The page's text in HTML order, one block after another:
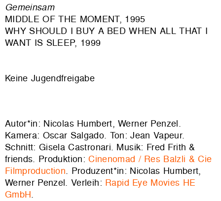
Gemeinsam
MIDDLE OF THE MOMENT, 1995
WHY SHOULD I BUY A BED WHEN ALL THAT I
WANT IS SLEEP, 1999
Keine Jugendfreigabe
Autor*in: Nicolas Humbert, Werner Penzel.
Kamera: Oscar Salgado. Ton: Jean Vapeur.
Schnitt: Gisela Castronari. Musik: Fred Frith &
friends. Produktion:Cinenomad / Res Balzli & Cie
Filmproduction. Produzent*in: Nicolas Humbert,
Werner Penzel. Verleih: Rapid Eye Movies HE
GmbH.